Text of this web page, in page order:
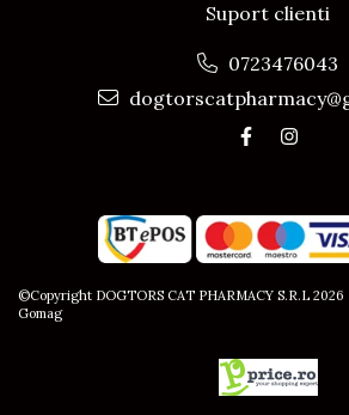
Suport clienti
0723476043
©Copyright DOGTORS CAT PHARMACY S.R.L 2026
Gomag